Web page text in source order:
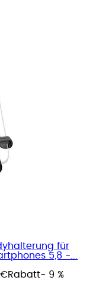
für
5,8 -...
€Rabatt- 9 %